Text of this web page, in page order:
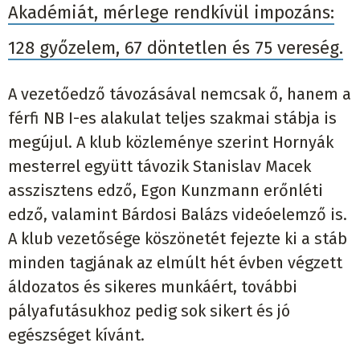
Akadémiát, mérlege rendkívül impozáns:
128 győzelem, 67 döntetlen és 75 vereség.
A vezetőedző távozásával nemcsak ő, hanem a
férfi NB I-es alakulat teljes szakmai stábja is
megújul. A klub közleménye szerint Hornyák
mesterrel együtt távozik Stanislav Macek
asszisztens edző, Egon Kunzmann erőnléti
edző, valamint Bárdosi Balázs videóelemző is.
A klub vezetősége köszönetét fejezte ki a stáb
minden tagjának az elmúlt hét évben végzett
áldozatos és sikeres munkáért, további
pályafutásukhoz pedig sok sikert és jó
egészséget kívánt.